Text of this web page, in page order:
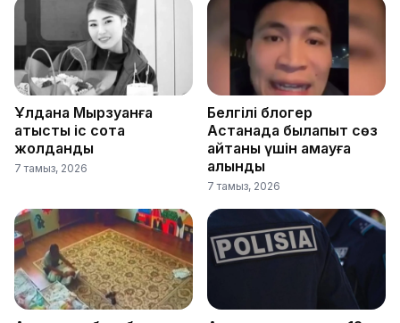
Ұлдана Мырзуанға
қатысты іс сотқа
жолданды
7 тамыз, 2026
Белгілі блогер
Астанада былапыт сөз
айтқаны үшін қамауға
алынды
7 тамыз, 2026